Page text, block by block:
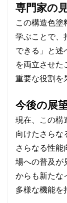
専門家の
この構造色塗
学ぶことで、
できる」と述
を両立させた
重要な役割を
今後の展
現在、この構
向けたさらな
さらなる性
場への普及が
からも新たな
多様な機能を